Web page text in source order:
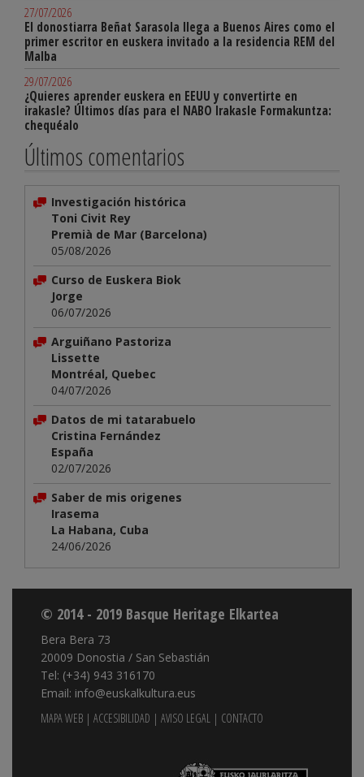
27/07/2026
El donostiarra Beñat Sarasola llega a Buenos Aires como el
primer escritor en euskera invitado a la residencia REM del
Malba
29/07/2026
¿Quieres aprender euskera en EEUU y convertirte en
irakasle? Últimos días para el NABO Irakasle Formakuntza:
chequéalo
Últimos comentarios
Investigación histórica
Toni Civit Rey
Premià de Mar (Barcelona)
05/08/2026
Curso de Euskera Biok
Jorge
06/07/2026
Arguiñano Pastoriza
Lissette
Montréal, Quebec
04/07/2026
Datos de mi tatarabuelo
Cristina Fernández
España
02/07/2026
Saber de mis origenes
Irasema
La Habana, Cuba
24/06/2026
© 2014 - 2019 Basque Heritage Elkartea
Bera Bera 73
20009 Donostia / San Sebastián
Tel: (+34) 943 316170
Email: info@euskalkultura.eus
MAPA WEB | ACCESIBILIDAD | AVISO LEGAL | CONTACTO